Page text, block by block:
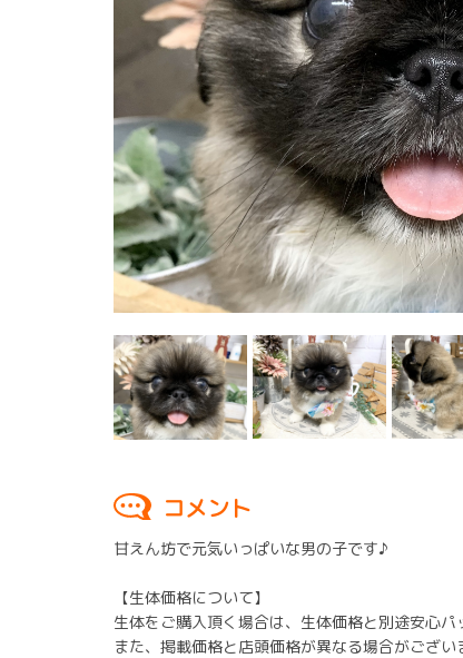
コメント
甘えん坊で元気いっぱいな男の子です♪
【生体価格について】
生体をご購入頂く場合は、生体価格と別途安心パ
また、掲載価格と店頭価格が異なる場合がござ